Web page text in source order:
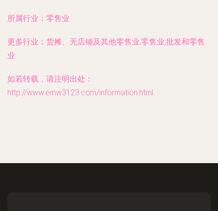
所属行业： 零售业
更多行业： 货摊、无店铺及其他零售业,零售业,批发和零售
业
如若转载，请注明出处：
http://www.emw3123.com/information.html